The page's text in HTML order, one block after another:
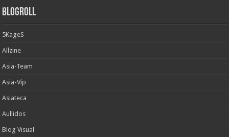
Blogroll
5KageS
Allzine
Asia-Team
Asia-Vip
Asiateca
Aullidos
Blog Visual